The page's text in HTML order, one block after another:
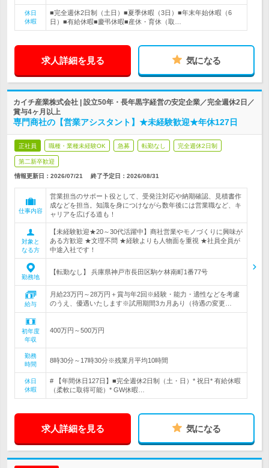
休日
休暇
■完全週休2日制（土日）■夏季休暇（3日）■年末年始休暇（6
日）■有給休暇■慶弔休暇■産休・育休（取…
求人詳細を見る 気になる
カイチ産業株式会社 | 設立50年・長年黒字経営の安定企業／完全週休2日／
賞与4ヶ月以上
専門商社の【営業アシスタント】★未経験歓迎★年休127日
正社員 職種・業種未経験OK 急募 転勤なし 完全週休2日制
第二新卒歓迎
情報更新日：2026/07/21 終了予定日： 2026/08/31
仕事内容
営業担当のサポート役として、受発注対応や納期確認、見積書作
成などを担当。知識を身につけながら数年後には営業職など、キ
ャリアを広げる道も！
対象と
なる方
【未経験歓迎★20～30代活躍中】商社営業やモノづくりに興味が
ある方歓迎 ★文理不問 ★経験よりも人物面を重視 ★社員全員が
中途入社です！
勤務地
【転勤なし】 兵庫県神戸市長田区駒ケ林南町1番77号
給与
月給23万円～28万円＋賞与年2回※経験・能力・適性などを考慮
のうえ、優遇いたします※試用期間3カ月あり（待遇の変更…
初年度
年収
400万円～500万円
勤務
時間
8時30分～17時30分※残業月平均10時間
休日
休暇
# 【年間休日127日】■完全週休2日制（土・日）* 祝日* 有給休暇
（柔軟に取得可能）* GW休暇…
求人詳細を見る 気になる